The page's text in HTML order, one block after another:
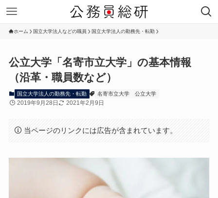
ホーム 国立大学法人などの職員 国立大学法人の勤務先・転勤
公立大学「名寄市立大学」の基本情報
（沿革・職員数など）
国立大学法人の勤務先・転勤 名寄市立大学 公立大学
2019年9月28日 2021年2月9日
当ページのリンクには広告が含まれています。